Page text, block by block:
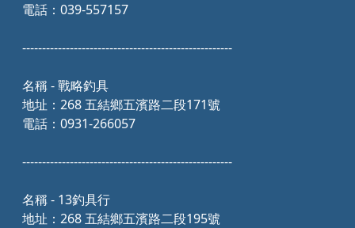
電話：039-557157
-----------------------------------------------------
名稱 - 戰略釣具
地址：268 五結鄉五濱路二段171號
電話：0931-266057
-----------------------------------------------------
名稱 - 13釣具行
地址：268 五結鄉五濱路二段195號